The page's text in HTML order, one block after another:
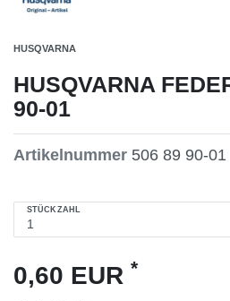
HUSQVARNA
HUSQVARNA
90-01
Artikelnummer 506 89 90-01
STÜCKZAHL
0,60 EUR *